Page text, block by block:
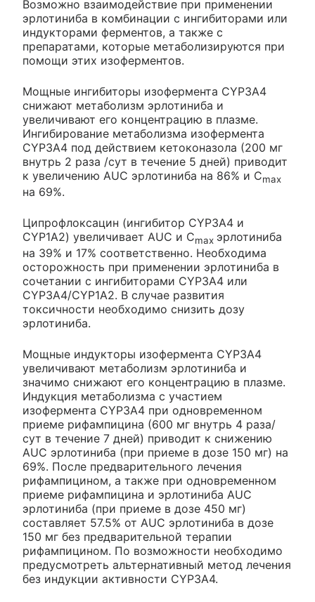
Возможно взаимодействие при применении
эрлотиниба в комбинации с ингибиторами или
индукторами ферментов, а также с
препаратами, которые метаболизируются при
помощи этих изоферментов.
Мощные ингибиторы изофермента CYP3A4
снижают метаболизм эрлотиниба и
увеличивают его концентрацию в плазме.
Ингибирование метаболизма изофермента
CYP3A4 под действием кетоконазола (200 мг
внутрь 2 раза /сут в течение 5 дней) приводит
к увеличению AUC эрлотиниба на 86% и Cmax
на 69%.
Ципрофлоксацин (ингибитор CYP3A4 и
CYP1A2) увеличивает AUC и Cmax эрлотиниба
на 39% и 17% соответственно. Необходима
осторожность при применении эрлотиниба в
сочетании с ингибиторами CYP3A4 или
CYP3A4/CYP1A2. В случае развития
токсичности необходимо снизить дозу
эрлотиниба.
Мощные индукторы изофермента CYP3A4
увеличивают метаболизм эрлотиниба и
значимо снижают его концентрацию в плазме.
Индукция метаболизма с участием
изофермента CYP3A4 при одновременном
приеме рифампицина (600 мг внутрь 4 раза/
сут в течение 7 дней) приводит к снижению
AUC эрлотиниба (при приеме в дозе 150 мг) на
69%. После предварительного лечения
рифампицином, а также при одновременном
приеме рифампицина и эрлотиниба AUC
эрлотиниба (при приеме в дозе 450 мг)
составляет 57.5% от AUC эрлотиниба в дозе
150 мг без предварительной терапии
рифампицином. По возможности необходимо
предусмотреть альтернативный метод лечения
без индукции активности CYP3A4.